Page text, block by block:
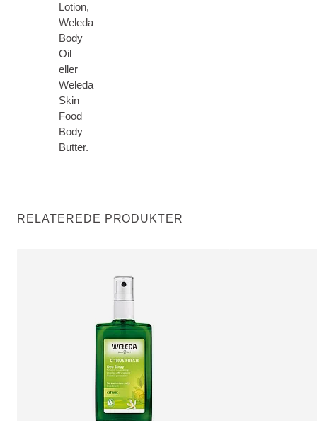
Lotion,
Weleda
Body
Oil
eller
Weleda
Skin
Food
Body
Butter.
RELATEREDE PRODUKTER